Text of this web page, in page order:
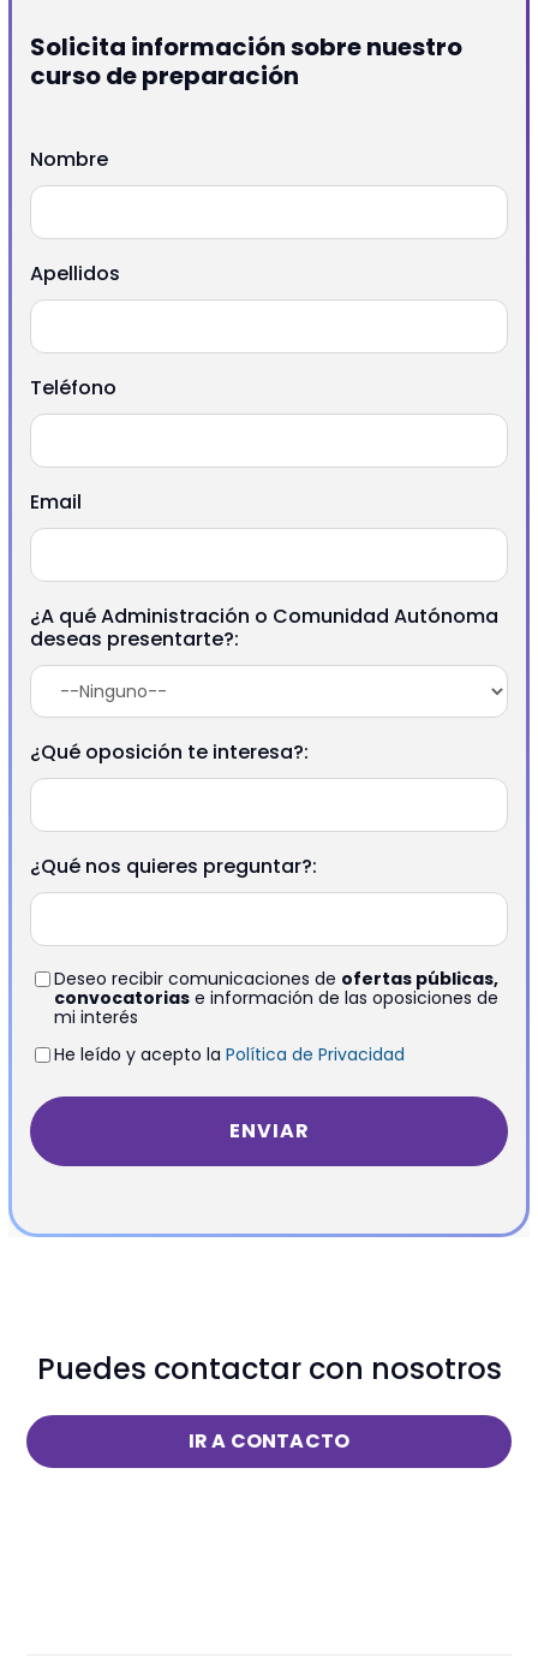
Solicita información sobre nuestro
curso de preparación
Nombre
Apellidos
Teléfono
Email
¿A qué Administración o Comunidad Autónoma
deseas presentarte?:
¿Qué oposición te interesa?:
¿Qué nos quieres preguntar?:
Deseo recibir comunicaciones de ofertas públicas,
convocatorias e información de las oposiciones de
mi interés
He leído y acepto laPolítica de Privacidad
Puedes contactar con nosotros
IR A CONTACTO